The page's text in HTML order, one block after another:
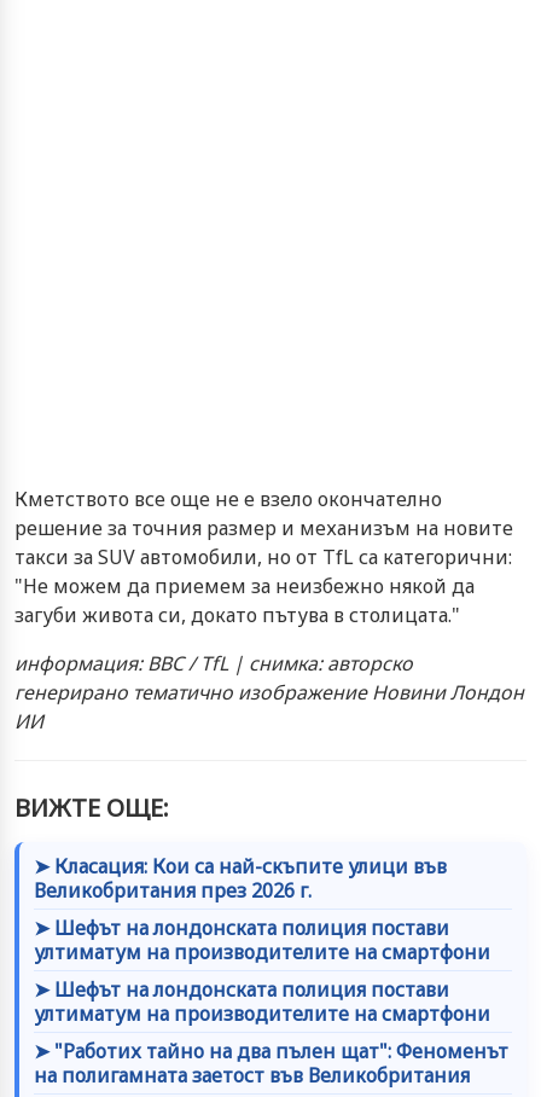
Кметството все още не е взело окончателно
решение за точния размер и механизъм на новите
такси за SUV автомобили, но от TfL са категорични:
"Не можем да приемем за неизбежно някой да
загуби живота си, докато пътува в столицата."
информация: BBC / TfL | снимка: авторско
генерирано тематично изображение Новини Лондон
ИИ
ВИЖТЕ ОЩЕ:
➤ Класация: Кои са най-скъпите улици във
Великобритания през 2026 г.
➤ Шефът на лондонската полиция постави
ултиматум на производителите на смартфони
➤ Шефът на лондонската полиция постави
ултиматум на производителите на смартфони
➤ "Работих тайно на два пълен щат": Феноменът
на полигамната заетост във Великобритания